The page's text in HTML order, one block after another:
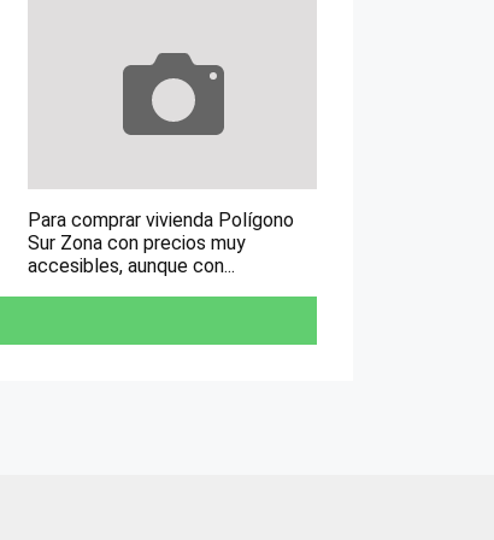
Para comprar vivienda Polígono
Sur Zona con precios muy
accesibles, aunque con...